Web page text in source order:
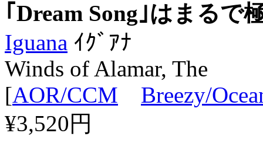
｢Dream Song｣はまるで
Iguana ｲｸﾞｱﾅ
Winds of Alamar, The
[AOR/CCM
Breezy/
¥3,520円